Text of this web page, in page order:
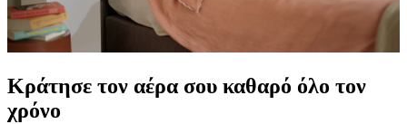
Κράτησε τον αέρα σου καθαρό όλο τον
χρόνο